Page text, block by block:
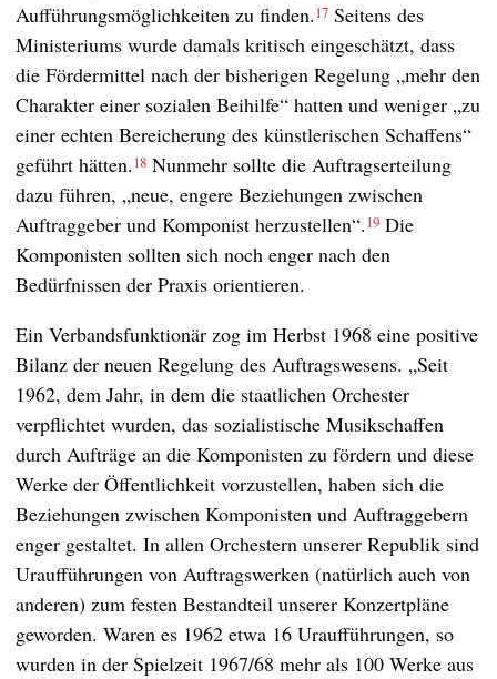
Aufführungsmöglichkeiten zu finden.17 Seitens des
Ministeriums wurde damals kritisch eingeschätzt, dass
die Fördermittel nach der bisherigen Regelung „mehr den
Charakter einer sozialen Beihilfe“ hatten und weniger „zu
einer echten Bereicherung des künstlerischen Schaffens“
geführt hätten.18 Nunmehr sollte die Auftragserteilung
dazu führen, „neue, engere Beziehungen zwischen
Auftraggeber und Komponist herzustellen“.19 Die
Komponisten sollten sich noch enger nach den
Bedürfnissen der Praxis orientieren.
Ein Verbandsfunktionär zog im Herbst 1968 eine positive
Bilanz der neuen Regelung des Auftragswesens. „Seit
1962, dem Jahr, in dem die staatlichen Orchester
verpflichtet wurden, das sozialistische Musikschaffen
durch Aufträge an die Komponisten zu fördern und diese
Werke der Öffentlichkeit vorzustellen, haben sich die
Beziehungen zwischen Komponisten und Auftraggebern
enger gestaltet. In allen Orchestern unserer Republik sind
Uraufführungen von Auftragswerken (natürlich auch von
anderen) zum festen Bestandteil unserer Konzertpläne
geworden. Waren es 1962 etwa 16 Uraufführungen, so
wurden in der Spielzeit 1967/68 mehr als 100 Werke aus